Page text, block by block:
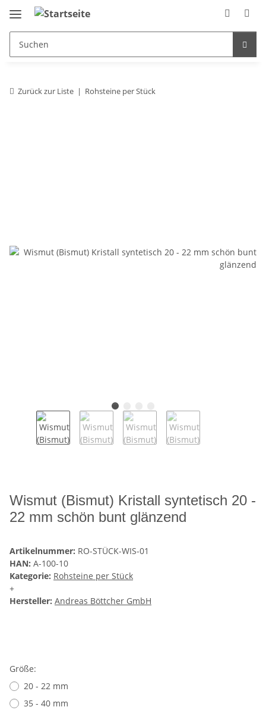
Zurück zur Liste Rohsteine per Stück
Wismut (Bismut) Kristall syntetisch 20 -
22 mm schön bunt glänzend
Artikelnummer: RO-STÜCK-WIS-01
HAN: A-100-10
Kategorie: Rohsteine per Stück
+
Hersteller: Andreas Böttcher GmbH
Größe:
20 - 22 mm
35 - 40 mm